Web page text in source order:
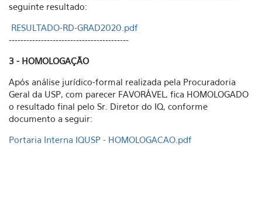
seguinte resultado:
RESULTADO-RD-GRAD2020.pdf
-----------------------------------------
3 - HOMOLOGAÇÃO
Após análise jurídico-formal realizada pela Procuradoria
Geral da USP, com parecer FAVORÁVEL, fica HOMOLOGADO
o resultado final pelo Sr. Diretor do IQ, conforme
documento a seguir:
Portaria Interna IQUSP - HOMOLOGACAO.pdf